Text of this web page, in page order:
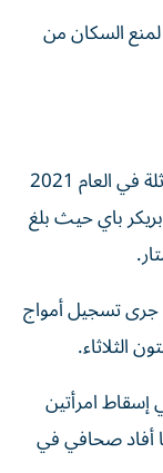
السكان من
وأشارت بلدية ويلينغتون إلى أن عاصفة مماثلة في العام 2021
باي حيث بلغ
جرى تسجيل أمواج
إسقاط امرأتين
أفاد صحافي في